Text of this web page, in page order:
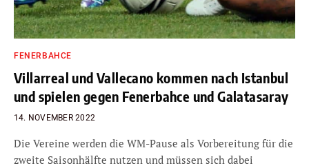
FENERBAHCE
Villarreal und Vallecano kommen nach Istanbul
und spielen gegen Fenerbahce und Galatasaray
14. NOVEMBER 2022
Die Vereine werden die WM-Pause als Vorbereitung für die
zweite Saisonhälfte nutzen und müssen sich dabei